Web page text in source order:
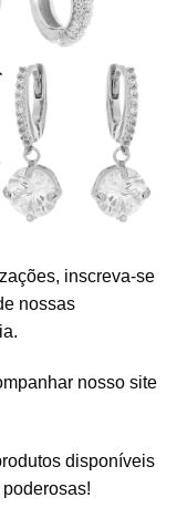
inscreva-se
nossas
nosso site
disponíveis